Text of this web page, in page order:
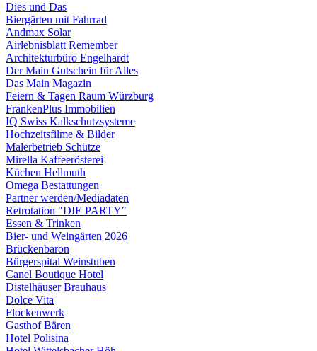
Dies und Das
Biergärten mit Fahrrad
Andmax Solar
Airlebnisblatt Remember
Architekturbüro Engelhardt
Der Main Gutschein für Alles
Das Main Magazin
Feiern & Tagen Raum Würzburg
FrankenPlus Immobilien
IQ Swiss Kalkschutzsysteme
Hochzeitsfilme & Bilder
Malerbetrieb Schütze
Mirella Kaffeerösterei
Küchen Hellmuth
Omega Bestattungen
Partner werden/Mediadaten
Retrotation "DIE PARTY"
Essen & Trinken
Bier- und Weingärten 2026
Brückenbaron
Bürgerspital Weinstuben
Canel Boutique Hotel
Distelhäuser Brauhaus
Dolce Vita
Flockenwerk
Gasthof Bären
Hotel Polisina